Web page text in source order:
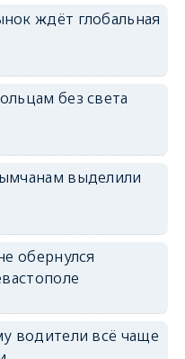
ждёт глобальная
без света
выделили
обернулся
водители всё чаще